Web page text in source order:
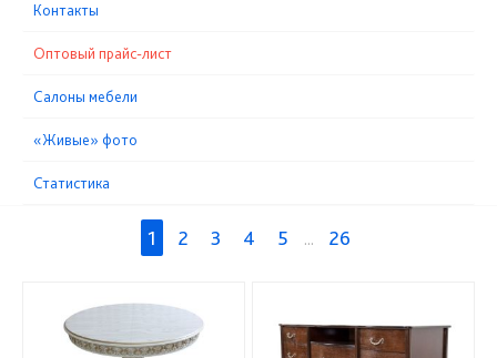
Контакты
Оптовый прайс-лист
Cалоны мебели
«Живые» фото
Статистика
1 2 3 4 5 ... 26